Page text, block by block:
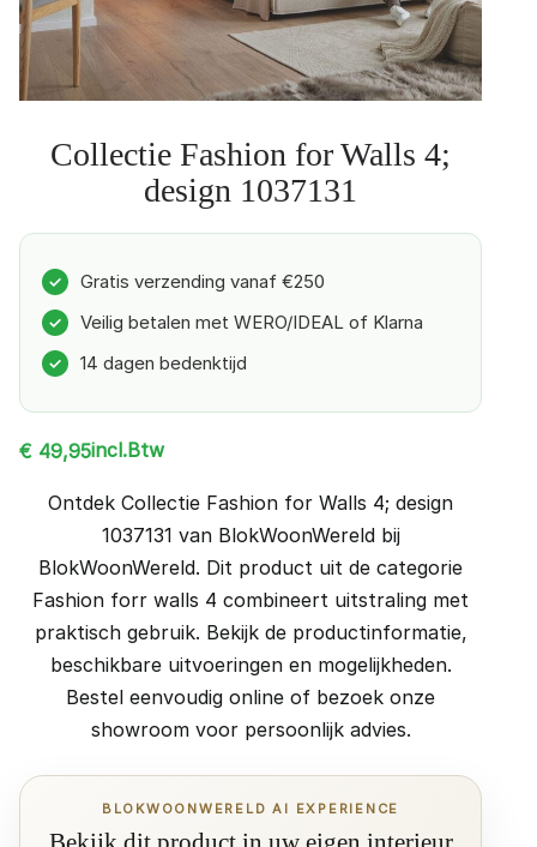
Collectie Fashion for Walls 4;
design 1037131
✓ Gratis verzending vanaf €250
✓ Veilig betalen met WERO/IDEAL of Klarna
✓ 14 dagen bedenktijd
€ 49,95incl.Btw
Ontdek Collectie Fashion for Walls 4; design
1037131 van BlokWoonWereld bij
BlokWoonWereld. Dit product uit de categorie
Fashion forr walls 4 combineert uitstraling met
praktisch gebruik. Bekijk de productinformatie,
beschikbare uitvoeringen en mogelijkheden.
Bestel eenvoudig online of bezoek onze
showroom voor persoonlijk advies.
BLOKWOONWERELD AI EXPERIENCE